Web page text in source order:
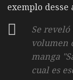
exemplo desse
Se
volumen
manga
cual es